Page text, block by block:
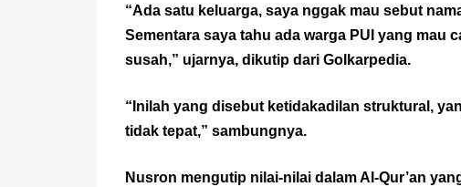
“Ada satu keluarga, saya nggak mau sebut
Sementara saya tahu ada warga PUI yang mau
susah,” ujarnya, dikutip dari Golkarpedia.
“Inilah yang disebut ketidakadilan struktural,
tidak tepat,” sambungnya.
Nusron mengutip nilai-nilai dalam Al-Qur’an